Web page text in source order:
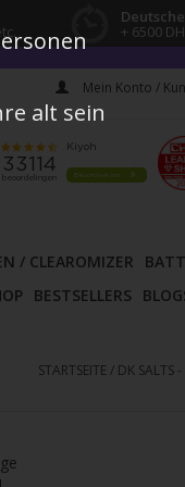
Deutsche
+ 6500
Mein Konto /
/ CLEAROMIZER
BESTSELLERS
STARTSEITE / DK SALTS
alt sein